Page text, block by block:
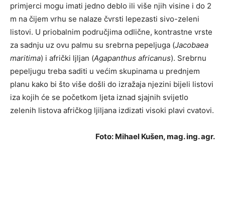
primjerci mogu imati jedno deblo ili više njih visine i do 2
m na čijem vrhu se nalaze čvrsti lepezasti sivo-zeleni
listovi. U priobalnim područjima odlične, kontrastne vrste
za sadnju uz ovu palmu su srebrna pepeljuga (Jacobaea
maritima) i afrički ljljan (Agapanthus africanus). Srebrnu
pepeljugu treba saditi u većim skupinama u prednjem
planu kako bi što više došli do izražaja njezini bijeli listovi
iza kojih će se početkom ljeta iznad sjajnih svijetlo
zelenih listova afričkog ljiljana izdizati visoki plavi cvatovi.
Foto: Mihael Kušen, mag. ing. agr.